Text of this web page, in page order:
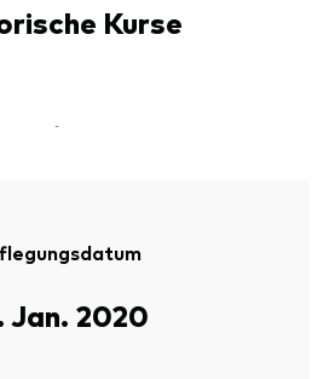
Kurse
-
Jan. 2020